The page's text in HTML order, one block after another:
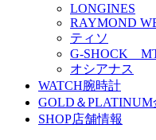
LONGINES
RAYMOND
ティソ
G-SHOCK
オシアナス
WATCH腕時計
GOLD＆PLATINUM
SHOP店舗情報